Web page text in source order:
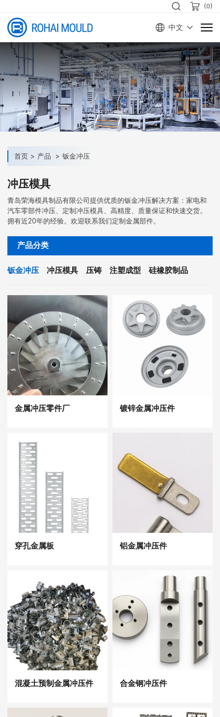
(0)
中文
首页 产品 钣金冲压
冲压模具
青岛荣海模具制品有限公司提供优质的钣金冲压解决方案：家电和
汽车零部件冲压、定制冲压模具、高精度、质量保证和快速交货。
拥有近20年的经验。欢迎联系我们定制金属部件。
产品分类
钣金冲压 冲压模具 压铸 注塑成型 硅橡胶制品
金属冲压零件厂 镀锌金属冲压件
穿孔金属板 铝金属冲压件
混凝土预制金属冲压件 合金钢冲压件